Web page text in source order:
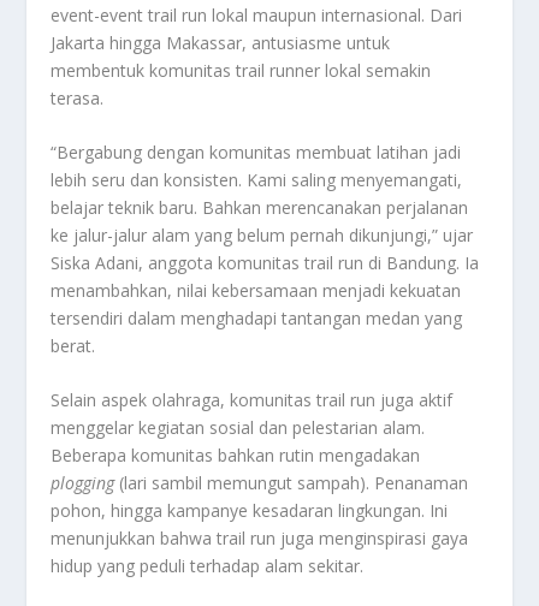
event-event trail run lokal maupun internasional. Dari
Jakarta hingga Makassar, antusiasme untuk
membentuk komunitas trail runner lokal semakin
terasa.
“Bergabung dengan komunitas membuat latihan jadi
lebih seru dan konsisten. Kami saling menyemangati,
belajar teknik baru. Bahkan merencanakan perjalanan
ke jalur-jalur alam yang belum pernah dikunjungi,” ujar
Siska Adani, anggota komunitas trail run di Bandung. Ia
menambahkan, nilai kebersamaan menjadi kekuatan
tersendiri dalam menghadapi tantangan medan yang
berat.
Selain aspek olahraga, komunitas trail run juga aktif
menggelar kegiatan sosial dan pelestarian alam.
Beberapa komunitas bahkan rutin mengadakan
plogging(lari sambil memungut sampah). Penanaman
pohon, hingga kampanye kesadaran lingkungan. Ini
menunjukkan bahwa trail run juga menginspirasi gaya
hidup yang peduli terhadap alam sekitar.